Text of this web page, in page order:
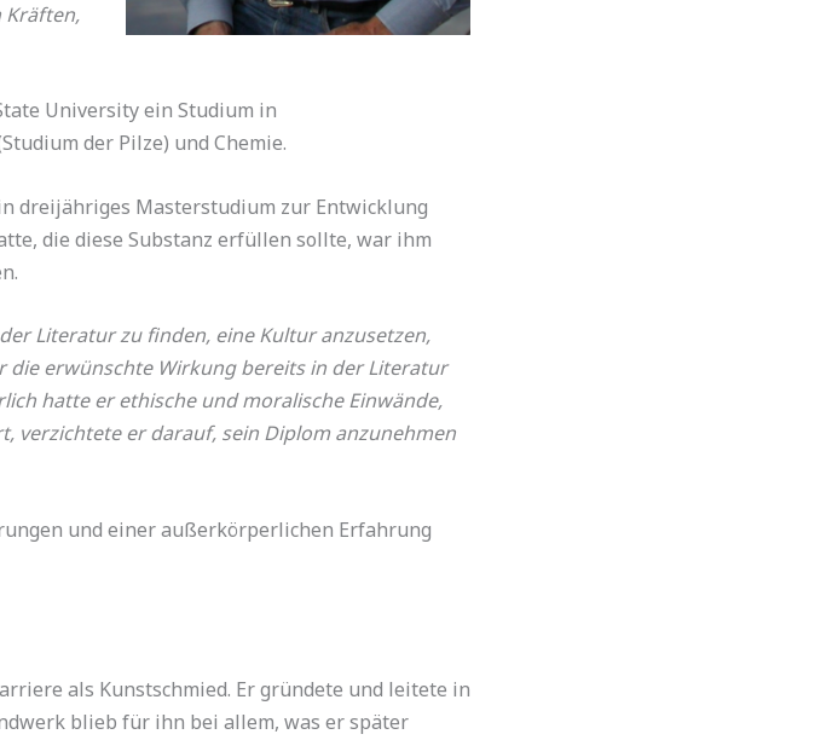
Kräften,
University ein Studium in
der Pilze) und Chemie.
dreijähriges Masterstudium zur Entwicklung
die diese Substanz erfüllen sollte, war ihm
Literatur zu finden, eine Kultur anzusetzen,
die erwünschte Wirkung bereits in der Literatur
hatte er ethische und moralische Einwände,
verzichtete er darauf, sein Diplom anzunehmen
und einer außerkörperlichen Erfahrung
als Kunstschmied. Er gründete und leitete in
blieb für ihn bei allem, was er später